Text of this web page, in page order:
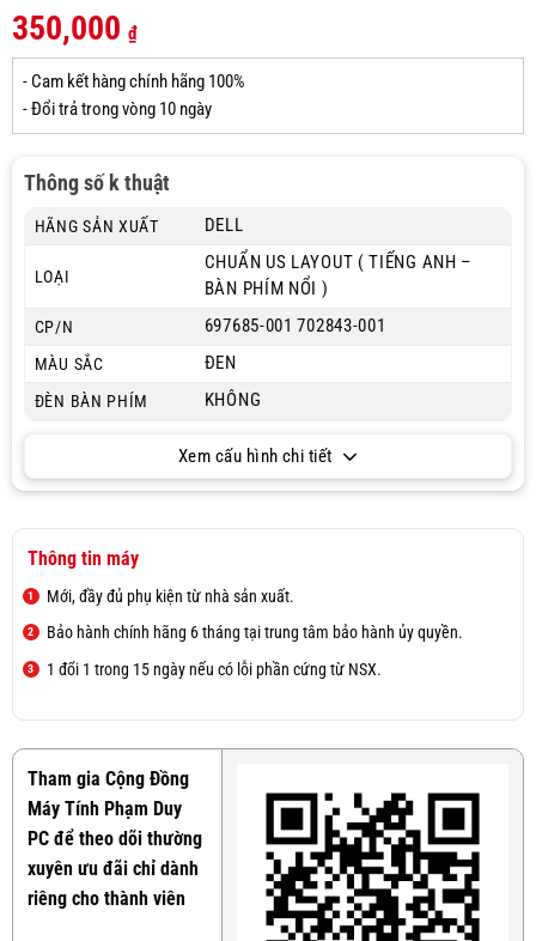
350,000 ₫
- Cam kết hàng chính hãng 100%
- Đổi trả trong vòng 10 ngày
Thông số k thuật
HÃNG SẢN XUẤT DELL
LOẠI
CHUẨN US LAYOUT ( TIẾNG ANH –
BÀN PHÍM NỔI )
CP/N 697685-001 702843-001
MÀU SẮC ĐEN
ĐÈN BÀN PHÍM KHÔNG
Xem cấu hình chi tiết
Thông tin máy
Mới, đầy đủ phụ kiện từ nhà sản xuất.
Bảo hành chính hãng 6 tháng tại trung tâm bảo hành ủy quyền.
1 đổi 1 trong 15 ngày nếu có lỗi phần cứng từ NSX.
Tham gia Cộng Đồng
Máy Tính Phạm Duy
PC để theo dõi thường
xuyên ưu đãi chỉ dành
riêng cho thành viên